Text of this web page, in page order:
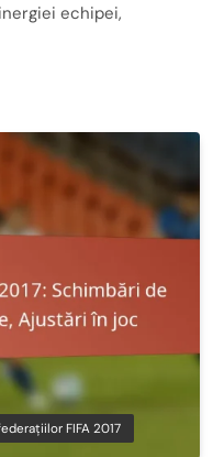
echipei,
FIFA 2017